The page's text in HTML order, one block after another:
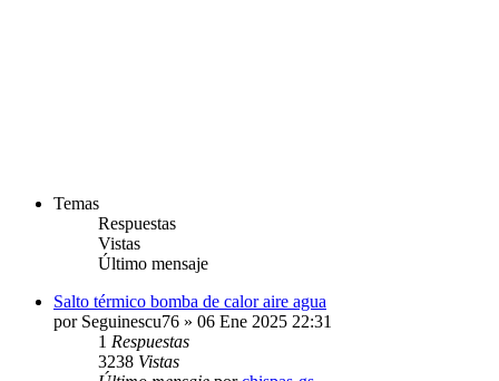
Temas
Respuestas
Vistas
Último mensaje
Salto térmico bomba de calor aire agua
por Seguinescu76 » 06 Ene 2025 22:31
1 Respuestas
3238 Vistas